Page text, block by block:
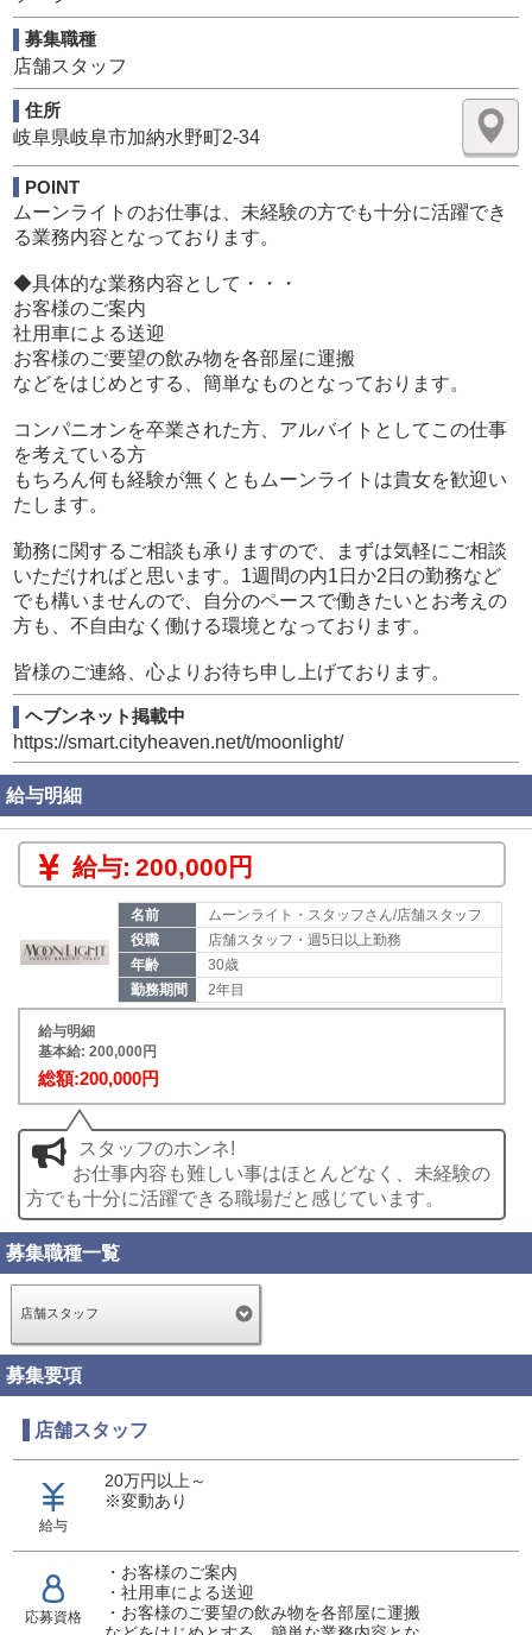
お電話お待ちしております。
◆求人専用フリーダイヤル
0120-827-319
募集職種
店舗スタッフ
住所
岐阜県岐阜市加納水野町2-34
POINT
ムーンライトのお仕事は、未経験の方でも十分に活躍でき
る業務内容となっております。
◆具体的な業務内容として・・・
お客様のご案内
社用車による送迎
お客様のご要望の飲み物を各部屋に運搬
などをはじめとする、簡単なものとなっております。
コンパニオンを卒業された方、アルバイトとしてこの仕事
を考えている方
もちろん何も経験が無くともムーンライトは貴女を歓迎い
たします。
勤務に関するご相談も承りますので、まずは気軽にご相談
いただければと思います。1週間の内1日か2日の勤務など
でも構いませんので、自分のペースで働きたいとお考えの
方も、不自由なく働ける環境となっております。
皆様のご連絡、心よりお待ち申し上げております。
ヘブンネット掲載中
https://smart.cityheaven.net/t/moonlight/
給与明細
給与: 200,000円
名前
ムーンライト・スタッフさん/店舗スタッフ
役職
店舗スタッフ・週5日以上勤務
年齢
30歳
勤務期間
2年目
給与明細
基本給: 200,000円
総額:200,000円
スタッフのホンネ!
お仕事内容も難しい事はほとんどなく、未経験の
方でも十分に活躍できる職場だと感じています。
募集職種一覧
店舗スタッフ
募集要項
店舗スタッフ
給与
20万円以上～
※変動あり
応募資格
・お客様のご案内
・社用車による送迎
・お客様のご要望の飲み物を各部屋に運搬